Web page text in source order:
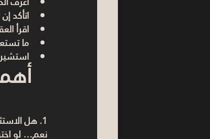
اتأكد
اقرأ
ما
1. هل الاستثمار العقاري مضمون؟
نعم… لو